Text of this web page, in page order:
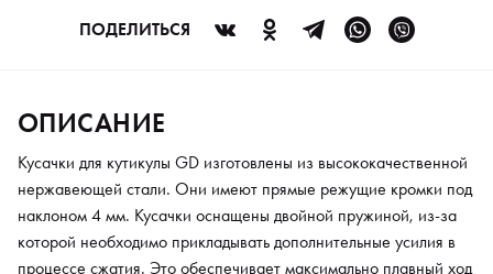
закругленную форму, чтобы их удобно было держать в кисти.
Инструмент подвергается ручной заточке, поэтому обладает
участков и добиться идеального среза кутикулы. Кусачки
имеют небольшой вес, чтобы ваши руки не уставали в
процессе работы.
ПОДЕЛИТЬСЯ
ОПИСАНИЕ
Кусачки для кутикулы GD изготовлены из высококачественной
нержавеющей стали. Они имеют прямые режущие кромки под
наклоном 4 мм. Кусачки оснащены двойной пружиной, из-за
которой необходимо прикладывать дополнительные усилия в
процессе сжатия. Это обеспечивает максимально плавный ход